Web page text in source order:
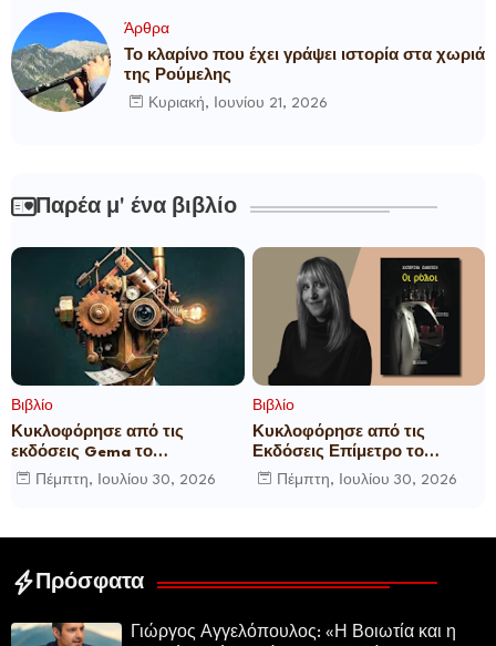
Άρθρα
Το κλαρίνο που έχει γράψει ιστορία στα χωριά
της Ρούμελης
Κυριακή, Ιουνίου 21, 2026
Παρέα μ' ένα βιβλίο
Βιβλίο
Κυκλοφόρησε από τις
εκδόσεις Gema το
μυθιστόρημα του γνωστού
δημοσιογράφου Γεώργιου Θ.
Πέμπτη, Ιουλίου 30, 2026
Βιβλίο
Κυκλοφόρησε από τις
Εκδόσεις Επίμετρο το
αστυνομικό μυθιστόρημα της
Κατερίνας Πανούση Οι ρόλοι
Πέμπτη, Ιουλίου 30, 2026
Πρόσφατα
Γιώργος Αγγελόπουλος: «Η Βοιωτία και η